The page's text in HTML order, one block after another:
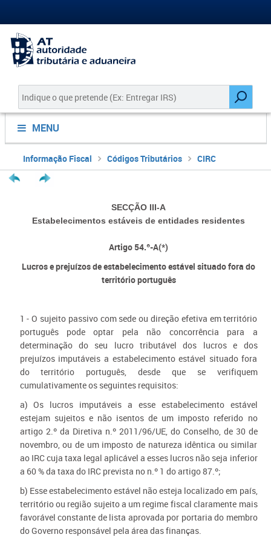
MENU
Informação Fiscal Códigos Tributários CIRC
SECÇÃO III-A
Estabelecimentos estáveis de entidades residentes
Artigo 54.º-A(*)
Lucros e prejuízos de estabelecimento estável situado fora do
território português
1 - O sujeito passivo com sede ou direção efetiva em território
português pode optar pela não concorrência para a
determinação do seu lucro tributável dos lucros e dos
prejuízos imputáveis a estabelecimento estável situado fora
do território português, desde que se verifiquem
cumulativamente os seguintes requisitos:
a) Os lucros imputáveis a esse estabelecimento estável
estejam sujeitos e não isentos de um imposto referido no
artigo 2.º da Diretiva n.º 2011/96/UE, do Conselho, de 30 de
novembro, ou de um imposto de natureza idêntica ou similar
ao IRC cuja taxa legal aplicável a esses lucros não seja inferior
a 60 % da taxa do IRC prevista no n.º 1 do artigo 87.º;
b) Esse estabelecimento estável não esteja localizado em país,
território ou região sujeito a um regime fiscal claramente mais
favorável constante de lista aprovada por portaria do membro
do Governo responsável pela área das finanças.